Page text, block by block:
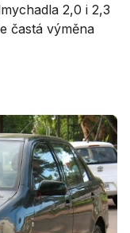
2,0 i 2,3
častá výměna